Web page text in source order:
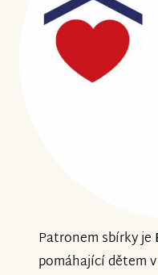
Patronem sbírky je
pomáhající dětem